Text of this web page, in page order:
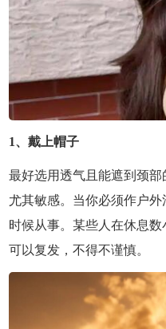
1、戴上帽子
最好选用透气且能遮到颈
尤其敏感。当你必须作户
时候从事。某些人在休息
可以复发，不得不谨慎。